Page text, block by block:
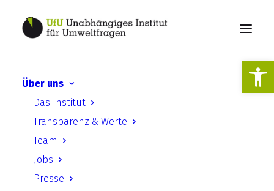
Über uns
Das Institut
Transparenz & Werte
Team
Jobs
Presse
Future Lab: Wandel – aber
wie? Reale Utopien jenseits
bloßer Träumerei